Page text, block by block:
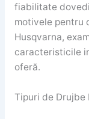
fiabilitate
motivele pentru
Husqvarna,
caracteristicile
oferă.
Tipuri de Drujbe